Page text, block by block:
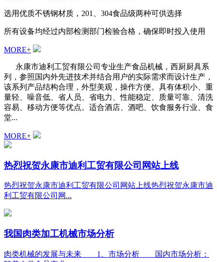
选用优质不锈钢材质，201、304食品级两种可供选择
所有设备均经过内部检测部门检验合格，确保即时投入使用
MORE+
永康市迪利工贸有限公司专业生产食品机械，西厨厨具系
列，参照国内外先进技术并结合用户的实际需求而设计生产，
该系列产品结构合理，外型美观，操作方便。具有体积小、重
量轻、噪音低、省人员、省电力、性能稳定、质量可靠、清洗
容易、移动方便等优点。适合酒店、酒吧、饮食服务行业、食
堂...
MORE+
热烈祝贺永康市迪利工贸有限公司网站上线
热烈祝贺永康市迪利工贸有限公司网站上线热烈祝贺永康市迪
利工贸有限公司网...
我国肉类加工机械市场分析
肉类机械的发展与未来 1、市场分析 国内市场分析：